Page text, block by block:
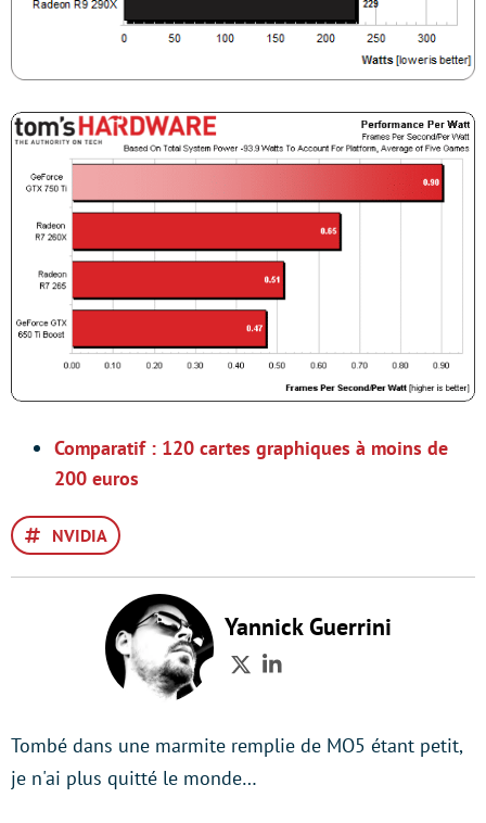
Comparatif : 120 cartes graphiques à moins de
200 euros
NVIDIA
Yannick Guerrini
TwitterLinkedIn
Tombé dans une marmite remplie de MO5 étant petit,
je n'ai plus quitté le monde…